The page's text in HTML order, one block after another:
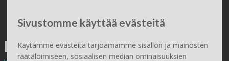
Sivustomme käyttää evästeitä
Käytämme evästeitä tarjoamamme sisällön ja mainosten
räätälöimiseen, sosiaalisen median ominaisuuksien
Peruuta tilaus
ILMAINEN TOIMITUS